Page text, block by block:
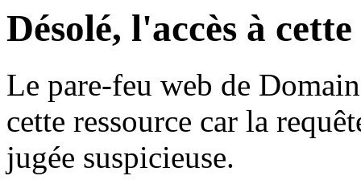
Désolé, l'accès à
Le pare-feu web de
cette ressource car la
jugée suspicieuse.